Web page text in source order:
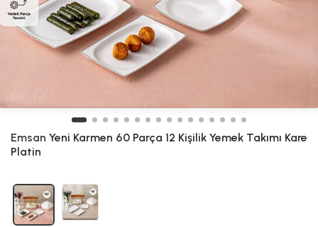
Emsan Yeni Karmen 60 Parça 12 Kişilik Yemek Takımı Kare
Platin